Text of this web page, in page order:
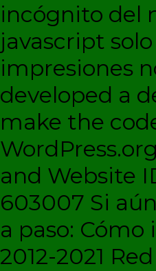
incógnito del
javascript
impresiones
developed a
make the
and Website
603007 Si
a paso:
2012-2021